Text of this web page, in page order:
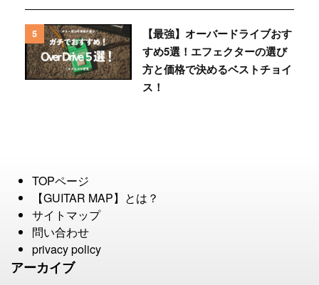
5
【最強】オーバードライブおす
すめ5選！エフェクターの選び
方と価格で決めるベストチョイ
ス！
TOPページ
【GUITAR MAP】とは？
サイトマップ
問い合わせ
privacy policy
アーカイブ